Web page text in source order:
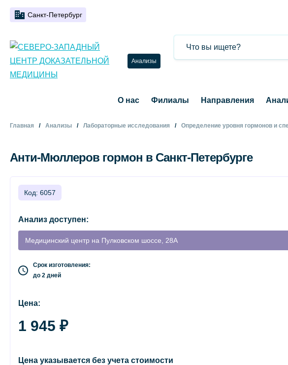
Санкт-Петербург
Анализы
О нас Филиалы Направления
Главная Анализы Лабораторные исследования Определение уровня гормонов и
Анти-Мюллеров гормон в Санкт-Петербурге
Код: 6057
Анализ доступен:
Медицинский центр на Пулковском шоссе, 28А
Срок изготовления:
до 2 дней
Цена:
1 945 ₽
Цена указывается без учета стоимости